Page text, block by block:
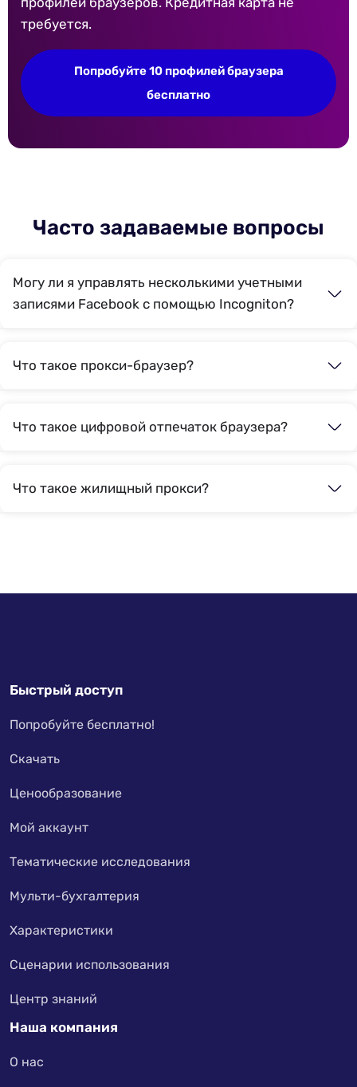
требуется.
Попробуйте 10 профилей браузера
бесплатно
Часто задаваемые вопросы
Могу ли я управлять несколькими учетными
записями Facebook с помощью Incogniton?
Что такое прокси-браузер?
Что такое цифровой отпечаток браузера?
Что такое жилищный прокси?
Быстрый доступ
Попробуйте бесплатно!
Скачать
Ценообразование
Мой аккаунт
Тематические исследования
Мульти-бухгалтерия
Характеристики
Сценарии использования
Центр знаний
Наша компания
О нас